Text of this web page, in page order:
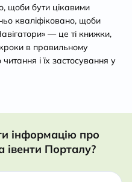
щоби бути цікавими
кваліфіковано, щоби
— це ті книжки,
в правильному
і їх застосування у
інформацію про
івенти Порталу?